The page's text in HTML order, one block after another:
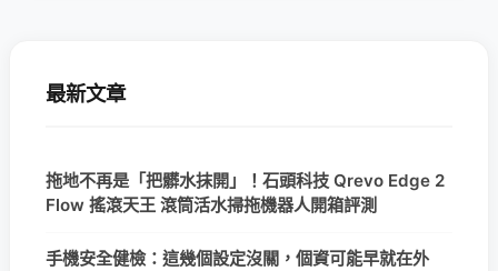
最新文章
拖地不再是「把髒水抹開」！石頭科技 Qrevo Edge 2
Flow 搖滾天王 滾筒活水掃拖機器人開箱評測
手機安全健檢：這幾個設定沒關，個資可能早就在外